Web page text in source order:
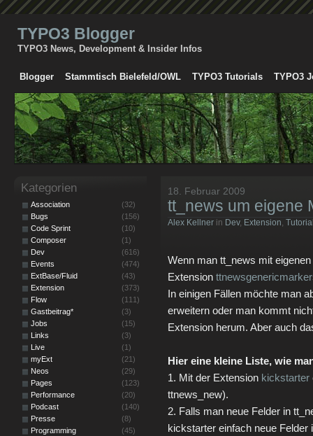
TYPO3 Blogger
TYPO3 News, Development & Insider Infos
Blogger Stammtisch Bielefeld/OWL TYPO3 Tutorials TYPO3
18. Februar 2009
tt_news um eigene
Alex Kellner in Dev, Extension,
Wenn man tt_news mit
Extension
In einigen Fällen möchte man
erweitern oder man kommt
Extension herum. Aber auch
Hier eine kleine Liste, wie
1. Mit der Extension kickstarter
ttnews_new).
2. Falls man neue Felder in
kickstarter einfach neue Felder
Kategorien
Association
(32)
Bugs
(156)
Code Sprint
(10)
Composer
(1)
Dev
(616)
Events
(474)
ExtBase/Fluid
(43)
Extension
(373)
Flow
(111)
Gastbeitrag*
(3)
Jobs
(15)
Links
(3)
Live
(1)
myExt
(21)
Neos
(29)
Pages
(123)
Performance
(20)
Podcast
(140)
Presse
(8)
Programming
(45)